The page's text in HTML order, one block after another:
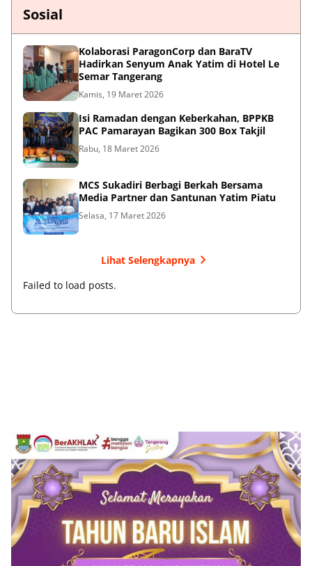
Sosial
Kolaborasi ParagonCorp dan BaraTV
Hadirkan Senyum Anak Yatim di Hotel Le
Semar Tangerang
Kamis, 19 Maret 2026
Isi Ramadan dengan Keberkahan, BPPKB
PAC Pamarayan Bagikan 300 Box Takjil
Rabu, 18 Maret 2026
MCS Sukadiri Berbagi Berkah Bersama
Media Partner dan Santunan Yatim Piatu
Selasa, 17 Maret 2026
Lihat Selengkapnya
Failed to load posts.